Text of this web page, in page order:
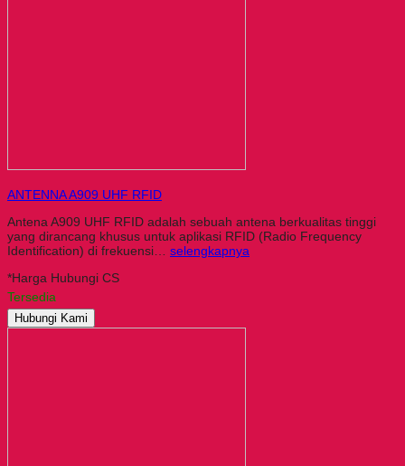
ANTENNA A909 UHF RFID
Antena A909 UHF RFID adalah sebuah antena berkualitas tinggi
yang dirancang khusus untuk aplikasi RFID (Radio Frequency
Identification) di frekuensi… selengkapnya
*Harga Hubungi CS
Tersedia
Hubungi Kami